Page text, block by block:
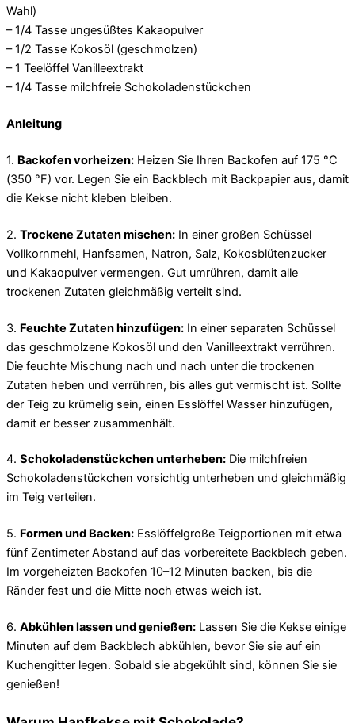
Wahl)
– 1/4 Tasse ungesüßtes Kakaopulver
– 1/2 Tasse Kokosöl (geschmolzen)
– 1 Teelöffel Vanilleextrakt
– 1/4 Tasse milchfreie Schokoladenstückchen
Anleitung
1. Backofen vorheizen: Heizen Sie Ihren Backofen auf 175 °C
(350 °F) vor. Legen Sie ein Backblech mit Backpapier aus, damit
die Kekse nicht kleben bleiben.
2. Trockene Zutaten mischen: In einer großen Schüssel
Vollkornmehl, Hanfsamen, Natron, Salz, Kokosblütenzucker
und Kakaopulver vermengen. Gut umrühren, damit alle
trockenen Zutaten gleichmäßig verteilt sind.
3. Feuchte Zutaten hinzufügen: In einer separaten Schüssel
das geschmolzene Kokosöl und den Vanilleextrakt verrühren.
Die feuchte Mischung nach und nach unter die trockenen
Zutaten heben und verrühren, bis alles gut vermischt ist. Sollte
der Teig zu krümelig sein, einen Esslöffel Wasser hinzufügen,
damit er besser zusammenhält.
4. Schokoladenstückchen unterheben: Die milchfreien
Schokoladenstückchen vorsichtig unterheben und gleichmäßig
im Teig verteilen.
5. Formen und Backen: Esslöffelgroße Teigportionen mit etwa
fünf Zentimeter Abstand auf das vorbereitete Backblech geben.
Im vorgeheizten Backofen 10–12 Minuten backen, bis die
Ränder fest und die Mitte noch etwas weich ist.
6. Abkühlen lassen und genießen: Lassen Sie die Kekse einige
Minuten auf dem Backblech abkühlen, bevor Sie sie auf ein
Kuchengitter legen. Sobald sie abgekühlt sind, können Sie sie
genießen!